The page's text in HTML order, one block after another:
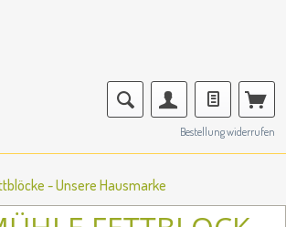
Bestellung widerrufen
- Unsere Hausmarke